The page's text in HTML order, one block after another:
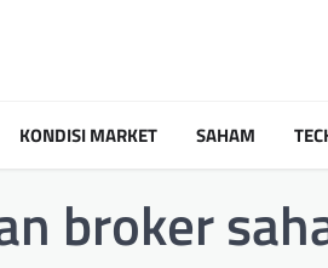
KONDISI MARKET SAHAM
broker